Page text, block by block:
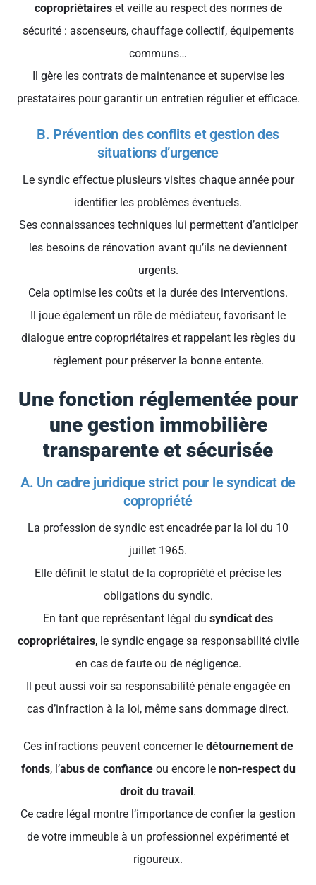
copropriétaireset veille au respect des normes de
sécurité : ascenseurs, chauffage collectif, équipements
communs…
Il gère les contrats de maintenance et supervise les
prestataires pour garantir un entretien régulier et efficace.
B. Prévention des conflits et gestion des
situations d’urgence
Le syndic effectue plusieurs visites chaque année pour
identifier les problèmes éventuels.
Ses connaissances techniques lui permettent d’anticiper
les besoins de rénovation avant qu’ils ne deviennent
urgents.
Cela optimise les coûts et la durée des interventions.
Il joue également un rôle de médiateur, favorisant le
dialogue entre copropriétaires et rappelant les règles du
règlement pour préserver la bonne entente.
Une fonction réglementée pour
une gestion immobilière
transparente et sécurisée
A. Un cadre juridique strict pour le syndicat de
copropriété
La profession de syndic est encadrée par la loi du 10
juillet 1965.
Elle définit le statut de la copropriété et précise les
obligations du syndic.
En tant que représentant légal du syndicat des
copropriétaires, le syndic engage sa responsabilité civile
en cas de faute ou de négligence.
Il peut aussi voir sa responsabilité pénale engagée en
cas d’infraction à la loi, même sans dommage direct.
Ces infractions peuvent concerner le détournement de
fonds, l’abus de confianceou encore le non-respect du
droit du travail.
Ce cadre légal montre l’importance de confier la gestion
de votre immeuble à un professionnel expérimenté et
rigoureux.